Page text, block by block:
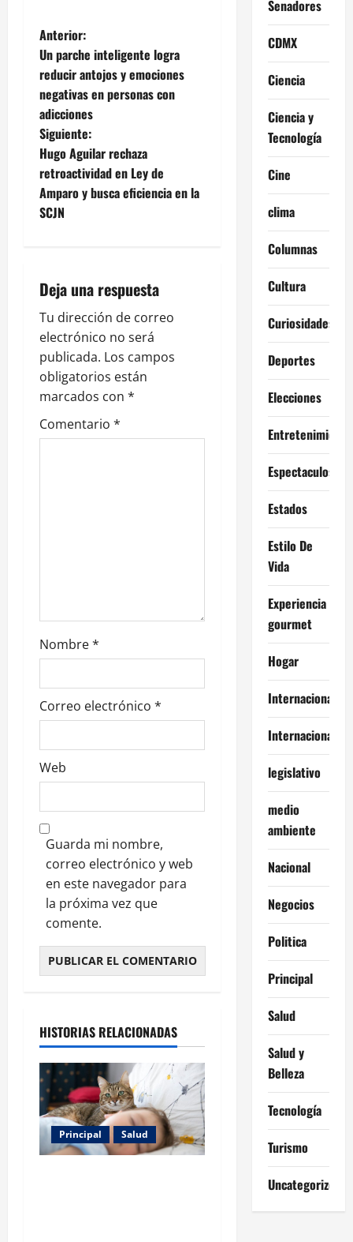
N
a
v
e
g
a
ó
n
d
e
e
a
s
Anterior:
Un parche inteligente logra
reducir antojos y emociones
negativas en personas con
adicciones
Siguiente:
Hugo Aguilar rechaza
retroactividad en Ley de
Amparo y busca eficiencia en la
SCJN
Deja una respuesta
Tu dirección de correo
electrónico no será
publicada. Los campos
obligatorios están
marcados con *
Comentario *
Nombre*
Correo electrónico *
Web
Guarda mi nombre,
correo electrónico y web
en este navegador para
la próxima vez que
comente.
HISTORIAS RELACIONADAS
Principal Salud
Senadores
CDMX
Ciencia
Ciencia y
Tecnología
Cine
clima
Columnas
Cultura
Curiosidades
Deportes
Elecciones
Entretenimiento
Espectaculos
Estados
Estilo De
Vida
Experiencia
gourmet
Hogar
Internacional
Internacionales
legislativo
medio
ambiente
Nacional
Negocios
Politica
Principal
Salud
Salud y
Belleza
Tecnología
Turismo
Uncategorized